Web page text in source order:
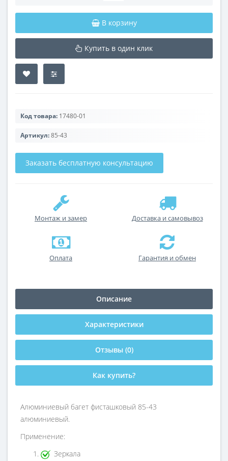
В корзину
Купить в один клик
Код товара: 17480-01
Артикул:85-43
Заказать бесплатную консультацию
Монтаж и замер Доставка и самовывоз
Оплата Гарантия и обмен
Описание
Характеристики
Отзывы (0)
Как купить?
Алюминиевый багет фисташковый 85-43
алюминиевый.
Применение:
Зеркала